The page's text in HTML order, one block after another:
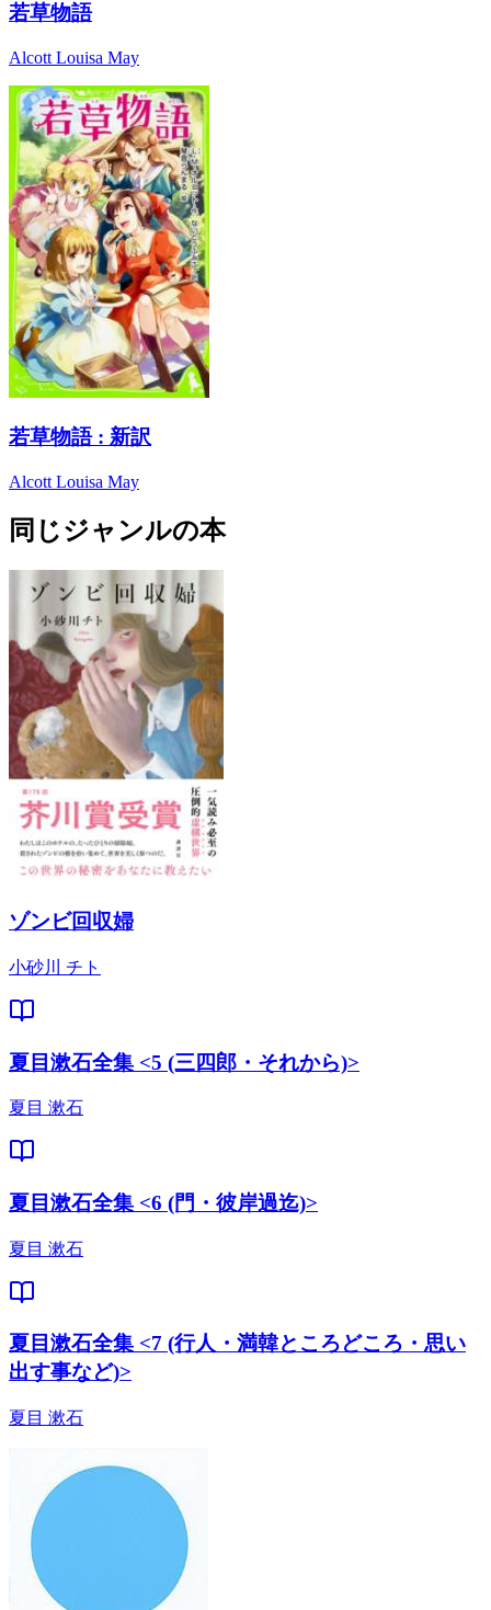
若草物語
Alcott Louisa May
若草物語 : 新訳
Alcott Louisa May
同じジャンルの本
ゾンビ回収婦
小砂川 チト
夏目漱石全集 <5 (三四郎・それから)>
夏目 漱石
夏目漱石全集 <6 (門・彼岸過迄)>
夏目 漱石
夏目漱石全集 <7 (行人・満韓ところどころ・思い
出す事など)>
夏目 漱石